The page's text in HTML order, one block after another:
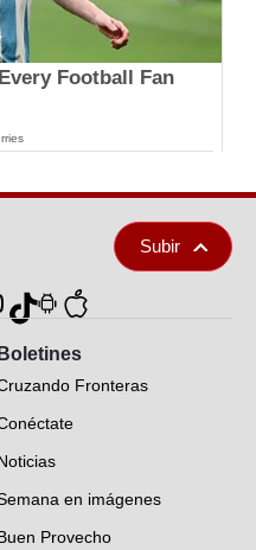
Football Fan
Subir
Boletines
Fronteras
en imágenes
Provecho